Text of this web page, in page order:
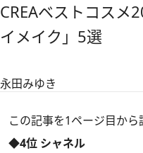
CREAベストコスメ
イメイク」5選
永田みゆき
この記事を1ページ目から
◆4位 シャネル